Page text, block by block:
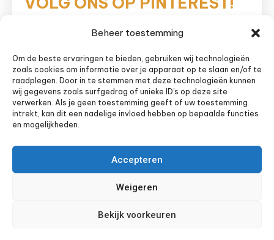
Beheer toestemming
Om de beste ervaringen te bieden, gebruiken wij technologieën
zoals cookies om informatie over je apparaat op te slaan en/of te
raadplegen. Door in te stemmen met deze technologieën kunnen
wij gegevens zoals surfgedrag of unieke ID's op deze site
verwerken. Als je geen toestemming geeft of uw toestemming
intrekt, kan dit een nadelige invloed hebben op bepaalde functies
en mogelijkheden.
Accepteren
Weigeren
Bekijk voorkeuren